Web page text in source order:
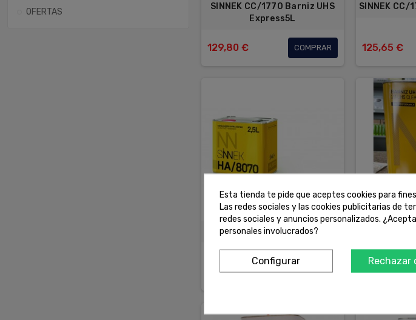
OFERTAS
SINNEK CC/1770 Barniz UHS
Express5L
129,80 € COMPRAR
SINNEK CC/
125,65 €
SINNEK HA/ Catalizador 2,5L
65,98 € DETALLES 157,95 €
Esta tienda te pide que aceptes cookies para
Las redes sociales y las cookies publicitarias de
redes sociales y anuncios personalizados.
personales involucrados?
Rechazar
Configurar